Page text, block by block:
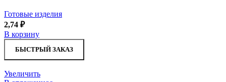
Готовые изделия
2,74 ₽
В корзину
БЫСТРЫЙ ЗАКАЗ
Увеличить